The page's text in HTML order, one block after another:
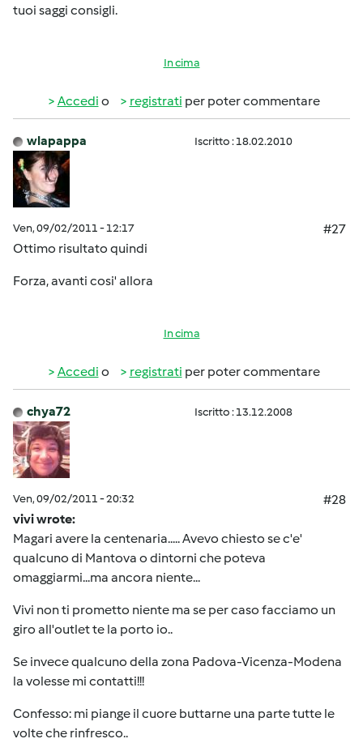
tuoi saggi consigli.
In cima
Accedi o registrati per poter commentare
wlapappa Iscritto : 18.02.2010
Ven, 09/02/2011 - 12:17
#27
Ottimo risultato quindi
Forza, avanti cosi' allora
In cima
Accedi o registrati per poter commentare
chya72 Iscritto : 13.12.2008
Ven, 09/02/2011 - 20:32
#28
vivi wrote:
Magari avere la centenaria..... Avevo chiesto se c'e'
qualcuno di Mantova o dintorni che poteva
omaggiarmi...ma ancora niente...
Vivi non ti prometto niente ma se per caso facciamo un
giro all'outlet te la porto io..
Se invece qualcuno della zona Padova-Vicenza-Modena
la volesse mi contatti!!!
Confesso: mi piange il cuore buttarne una parte tutte le
volte che rinfresco..